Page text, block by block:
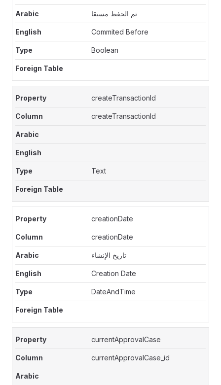
تم الحفظ مسبقا
Commited Before
Boolean
createTransactionId
createTransactionId
Text
creationDate
creationDate
تاريخ الإنشاء
Creation Date
DateAndTime
currentApprovalCase
currentApprovalCase_id